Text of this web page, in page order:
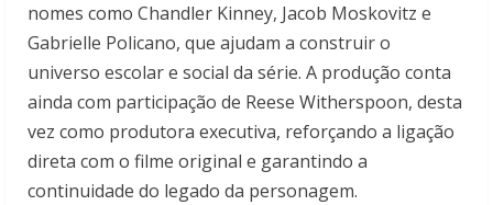
nomes como Chandler Kinney, Jacob Moskovitz e
Gabrielle Policano, que ajudam a construir o
universo escolar e social da série. A produção conta
ainda com participação de Reese Witherspoon, desta
vez como produtora executiva, reforçando a ligação
direta com o filme original e garantindo a
continuidade do legado da personagem.